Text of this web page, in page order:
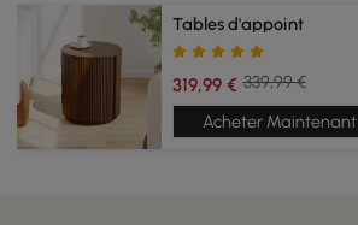
Tables d'appoint
319,99 € 339,99 €
Acheter Maintenant